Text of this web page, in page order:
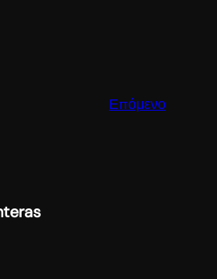
Επόμενο